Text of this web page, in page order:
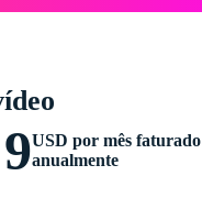
USD por mês faturado
anualmente